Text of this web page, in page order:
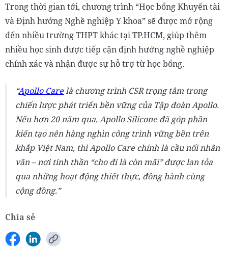
Trong thời gian tới, chương trình “Học bổng Khuyến tài
và Định hướng Nghề nghiệp Y khoa” sẽ được mở rộng
đến nhiều trường THPT khác tại TP.HCM, giúp thêm
nhiều học sinh được tiếp cận định hướng nghề nghiệp
chính xác và nhận được sự hỗ trợ từ học bổng.
Apollo Carelà chương trình CSR trọng tâm trong
chiến lược phát triển bền vững của Tập đoàn Apollo.
Nếu hơn 20 năm qua, Apollo Silicone đã góp phần
kiến tạo nên hàng nghìn công trình vững bền trên
khắp Việt Nam, thì Apollo Care chính là cầu nối nhân
văn – nơi tinh thần “cho đi là còn mãi” được lan tỏa
qua những hoạt động thiết thực, đồng hành cùng
cộng đồng.
Chia sẻ